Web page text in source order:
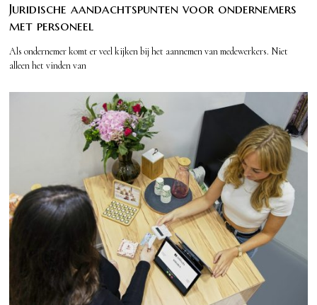
Juridische aandachtspunten voor ondernemers
met personeel
Als ondernemer komt er veel kijken bij het aannemen van medewerkers. Niet
alleen het vinden van